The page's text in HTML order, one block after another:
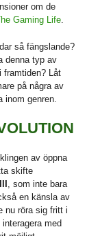
om de
Gaming Life.
så fängslande?
denna typ av
framtiden? Låt
på några av
inom genren.
av öppna
skifte
, som inte bara
en känsla av
nu röra sig fritt i
med